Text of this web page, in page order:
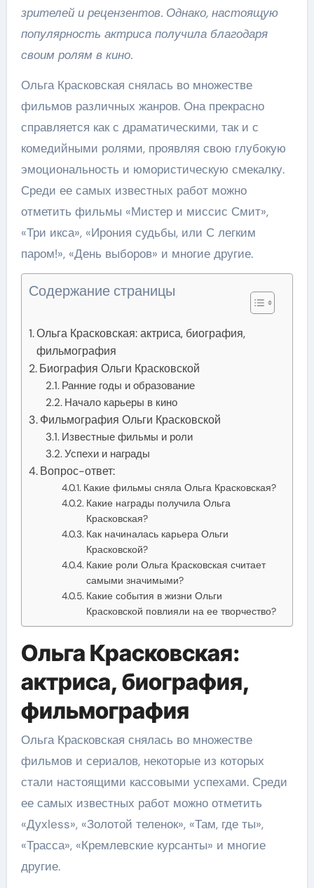
зрителей и рецензентов. Однако, настоящую
популярность актриса получила благодаря
своим ролям в кино.
Ольга Красковская снялась во множестве
фильмов различных жанров. Она прекрасно
справляется как с драматическими, так и с
комедийными ролями, проявляя свою глубокую
эмоциональность и юмористическую смекалку.
Среди ее самых известных работ можно
отметить фильмы «Мистер и миссис Смит»,
«Три икса», «Ирония судьбы, или С легким
паром!», «День выборов» и многие другие.
Содержание страницы
Ольга Красковская: актриса, биография,
фильмография
Биография Ольги Красковской
Ранние годы и образование
Начало карьеры в кино
Фильмография Ольги Красковской
Известные фильмы и роли
Успехи и награды
Вопрос-ответ:
Какие фильмы сняла Ольга Красковская?
Какие награды получила Ольга
Красковская?
Как начиналась карьера Ольги
Красковской?
Какие роли Ольга Красковская считает
самыми значимыми?
Какие события в жизни Ольги
Красковской повлияли на ее творчество?
Ольга Красковская:
актриса, биография,
фильмография
Ольга Красковская снялась во множестве
фильмов и сериалов, некоторые из которых
стали настоящими кассовыми успехами. Среди
ее самых известных работ можно отметить
«Духless», «Золотой теленок», «Там, где ты»,
«Трасса», «Кремлевские курсанты» и многие
другие.